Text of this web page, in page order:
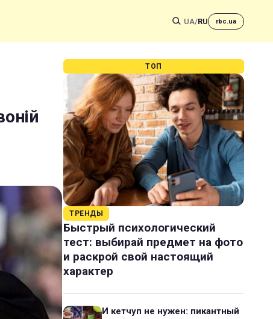
UA/RU rbc.ua
ТОП
ТРЕНДЫ
Быстрый психологический
тест: выбирай предмет на фото
и раскрой свой настоящий
характер
И кетчуп не нужен: пикантный